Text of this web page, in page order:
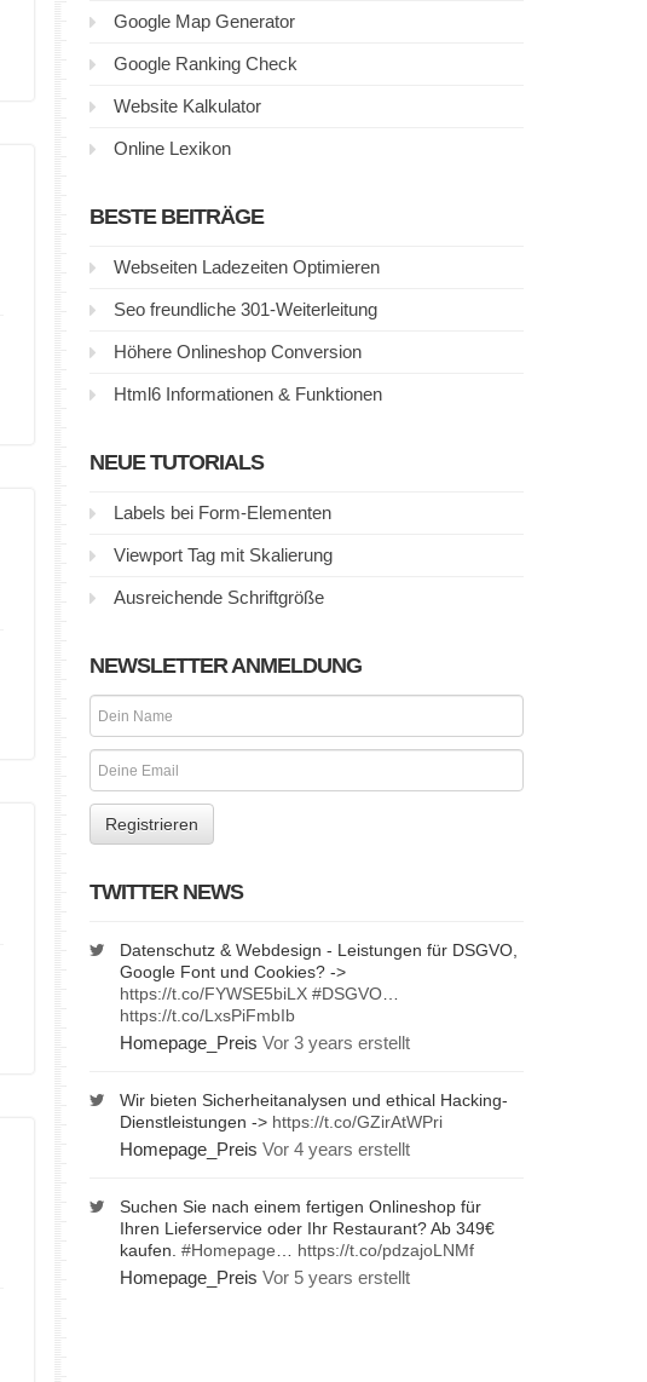
Google Map Generator
Google Ranking Check
Website Kalkulator
Online Lexikon
BESTE BEITRÄGE
Webseiten Ladezeiten Optimieren
Seo freundliche 301-Weiterleitung
Höhere Onlineshop Conversion
Html6 Informationen & Funktionen
NEUE TUTORIALS
Labels bei Form-Elementen
Viewport Tag mit Skalierung
Ausreichende Schriftgröße
NEWSLETTER ANMELDUNG
TWITTER NEWS
Datenschutz & Webdesign - Leistungen für DSGVO,
Google Font und Cookies? ->
https://t.co/FYWSE5biLX #DSGVO…
https://t.co/LxsPiFmbIb
Homepage_Preis Vor 3 years erstellt
Wir bieten Sicherheitanalysen und ethical Hacking-
Dienstleistungen -> https://t.co/GZirAtWPri
Homepage_Preis Vor 4 years erstellt
Suchen Sie nach einem fertigen Onlineshop für
Ihren Lieferservice oder Ihr Restaurant? Ab 349€
kaufen. #Homepage https://t.co/pdzajoLNMf
Homepage_Preis Vor 5 years erstellt